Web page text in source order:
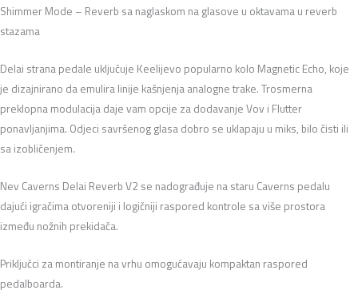
Shimmer Mode – Reverb sa naglaskom na glasove u oktavama u reverb
stazama
Delai strana pedale uključuje Keelijevo popularno kolo Magnetic Echo, koje
je dizajnirano da emulira linije kašnjenja analogne trake. Trosmerna
preklopna modulacija daje vam opcije za dodavanje Vov i Flutter
ponavljanjima. Odjeci savršenog glasa dobro se uklapaju u miks, bilo čisti ili
sa izobličenjem.
Nev Caverns Delai Reverb V2 se nadograđuje na staru Caverns pedalu
dajući igračima otvoreniji i logičniji raspored kontrole sa više prostora
između nožnih prekidača.
Priključci za montiranje na vrhu omogućavaju kompaktan raspored
pedalboarda.